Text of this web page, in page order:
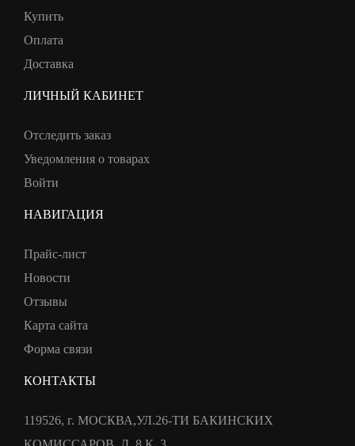
Купить
Оплата
Доставка
ЛИЧНЫЙ КАБИНЕТ
Отследить заказ
Уведомления о товарах
Войти
НАВИГАЦИЯ
Прайс-лист
Новости
Отзывы
Карта сайта
Форма связи
КОНТАКТЫ
119526, г. МОСКВА,УЛ.26-ТИ БАКИНСКИХ